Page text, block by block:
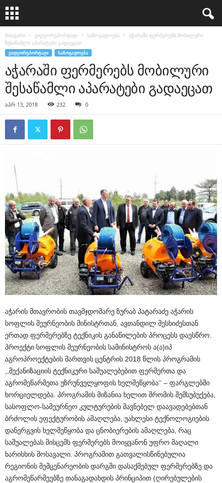
მთავარი ვიდეორეპორტაჟი საზოგადოება
აჭარაში ფერმერებს მობილური
შესაწამლი აპარატები გადაეცათ
ᲕᲘᲓᲔᲝᲠᲔᲞᲝᲠᲢᲐᲟᲘ ᲡᲐᲖᲝᲒᲐᲓᲝᲔᲑᲐ
აჭარაში ფერმერებს მობილური
შესაწამლი აპარატები გადაეცათ
აპრ 13, 2018 232 0
აჭარის მთავრობის თავმჯდომარე ზურაბ პატარაძე აჭარის
სოფლის მეურნეობის მინისტრთან, ავთანდილ მესხიძესთან
ერთად ფერმერებზე ტექნიკის განაწილების პროცესს დაესწრო.
პროექტი სოფლის მეურნეობის სამინისტროს ა(ა)იპ
აგროპროექტების მართვის ცენტრის 2018 წლის პროგრამის
,,მექანიზაციის ტექნიკური საშუალებებით ფერმერთა და
აგრომეწარმეთა უზრუნველყოფის ხელშეწყობა’’ – ფარგლებში
ხორციელდება. პროგრამის მიზანია ხელით შრომის შემსუბუქება,
სასოფლო-სამეურნეო კულტურების მავნებელ დაავადებებთან
ბრძოლის ეფექტურობის ამაღლება, უახლესი ტექნოლოგიების
დანერგვის ხელშეწყობა და ცნობიერების ამაღლება, რაც
საშუალებას მისცემს ფერმერებს მოიყვანონ უფრო მაღალი
ხარისხის მოსავალი. პროგრამით გათვალისწინებულია
რეგიონის მემცენარეობის დარგში დასაქმებულ ფერმერებზე და
აგრომეწარმეებზე თანაგადახდის პრინციპით (ღირებულების